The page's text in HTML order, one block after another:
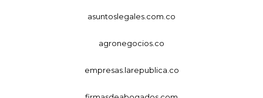
asuntoslegales.com.co
agronegocios.co
empresas.larepublica.co